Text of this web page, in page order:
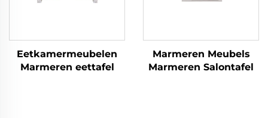
Eetkamermeubelen
Marmeren eettafel
Marmeren Meubels
Marmeren Salontafel